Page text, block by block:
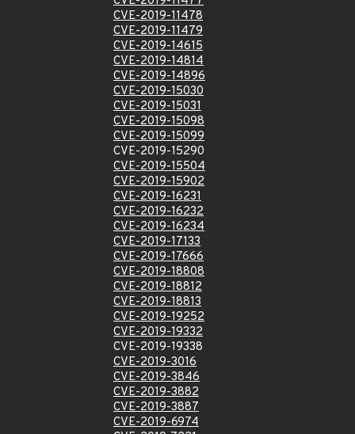
CVE-2019-11478
CVE-2019-11479
CVE-2019-14615
CVE-2019-14814
CVE-2019-14896
CVE-2019-15030
CVE-2019-15031
CVE-2019-15098
CVE-2019-15099
CVE-2019-15290
CVE-2019-15504
CVE-2019-15902
CVE-2019-16231
CVE-2019-16232
CVE-2019-16234
CVE-2019-17133
CVE-2019-17666
CVE-2019-18808
CVE-2019-18812
CVE-2019-18813
CVE-2019-19252
CVE-2019-19332
CVE-2019-19338
CVE-2019-3016
CVE-2019-3846
CVE-2019-3882
CVE-2019-3887
CVE-2019-6974